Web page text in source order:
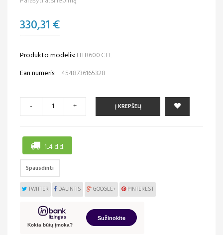
330,31 €
Produkto modelis: HTB600.CEL
Ean numeris: 4548736165328
- + Į KREPŠELĮ
1..4 d.d.
Spausdinti
TWITTER DALINTIS GOOGLE+ PINTEREST